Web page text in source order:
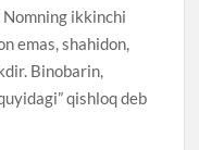
Nomning ikkinchi
emas, shahidon,
Binobarin,
qishloq deb